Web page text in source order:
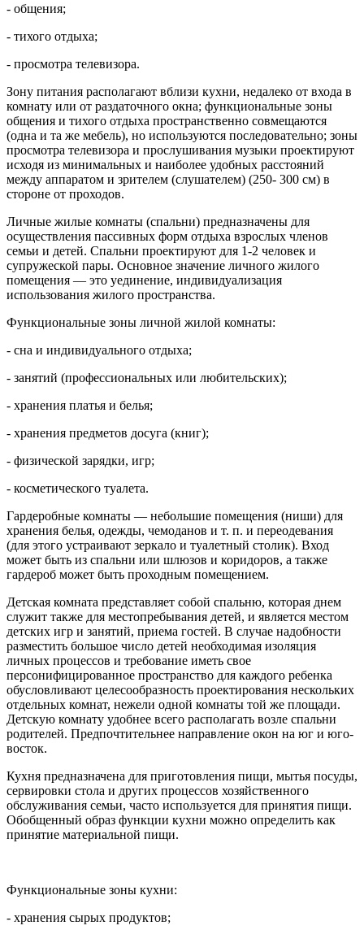
- общения;
- тихого отдыха;
- просмотра телевизора.
Зону питания располагают вблизи кухни, недалеко от входа в
комнату или от раздаточного окна; функциональные зоны
общения и тихого отдыха пространственно совмещаются
(одна и та же мебель), но используются последовательно; зоны
просмотра телевизора и прослушивания музыки проектируют
исходя из минимальных и наиболее удобных расстояний
между аппаратом и зрителем (слушателем) (250- 300 см) в
стороне от проходов.
Личные жилые комнаты (спальни) предназначены для
осуществления пассивных форм отдыха взрослых членов
семьи и детей. Спальни проектируют для 1-2 человек и
супружеской пары. Основное значение личного жилого
помещения — это уединение, индивидуализация
использования жилого пространства.
Функциональные зоны личной жилой комнаты:
- сна и индивидуального отдыха;
- занятий (профессиональных или любительских);
- хранения платья и белья;
- хранения предметов досуга (книг);
- физической зарядки, игр;
- косметического туалета.
Гардеробные комнаты — небольшие помещения (ниши) для
хранения белья, одежды, чемоданов и т. п. и переодевания
(для этого устраивают зеркало и туалетный столик). Вход
может быть из спальни или шлюзов и коридоров, а также
гардероб может быть проходным помещением.
Детская комната представляет собой спальню, которая днем
служит также для местопребывания детей, и является местом
детских игр и занятий, приема гостей. В случае надобности
разместить большое число детей необходимая изоляция
личных процессов и требование иметь свое
персонифицированное пространство для каждого ребенка
обусловливают целесообразность проектирования нескольких
отдельных комнат, нежели одной комнаты той же площади.
Детскую комнату удобнее всего располагать возле спальни
родителей. Предпочтительнее направление окон на юг и юго-
восток.
Кухня предназначена для приготовления пищи, мытья посуды,
сервировки стола и других процессов хозяйственного
обслуживания семьи, часто используется для принятия пищи.
Обобщенный образ функции кухни можно определить как
принятие материальной пищи.
Функциональные зоны кухни:
- хранения сырых продуктов;